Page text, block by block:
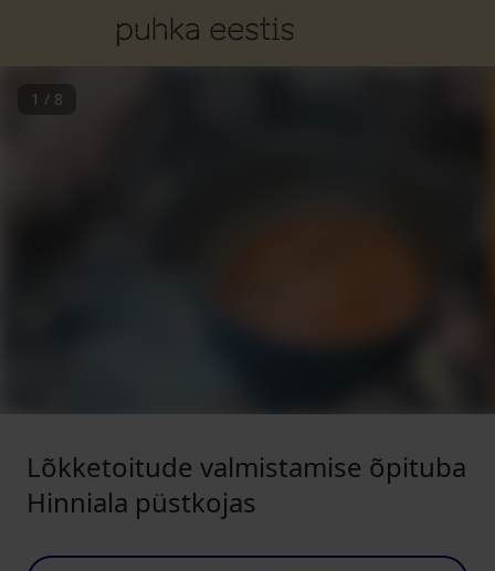
1 / 8
Lõkketoitude valmistamise õpituba
Hinniala püstkojas